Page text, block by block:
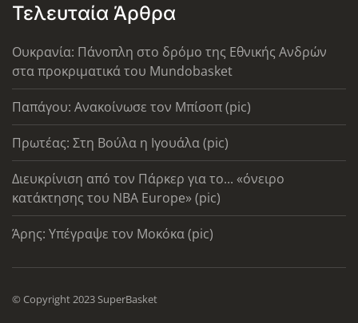
Τελευταία Άρθρα
Ουκρανία: Πάνοπλη στο δρόμο της Εθνικής Ανδρών
στα προκριματικά του Mundobasket
Παπάγου: Ανακοίνωσε τον Μπίσοπ (pic)
Πρωτέας: Στη Βούλα η Ιγουάλα (pic)
Διευκρίνιση από τον Πάρκερ για το... «όνειρο
κατάκτησης του ΝΒΑ Europe» (pic)
Άρης: Υπέγραψε τον Μοκόκα (pic)
© Copyright 2023 SuperBasket